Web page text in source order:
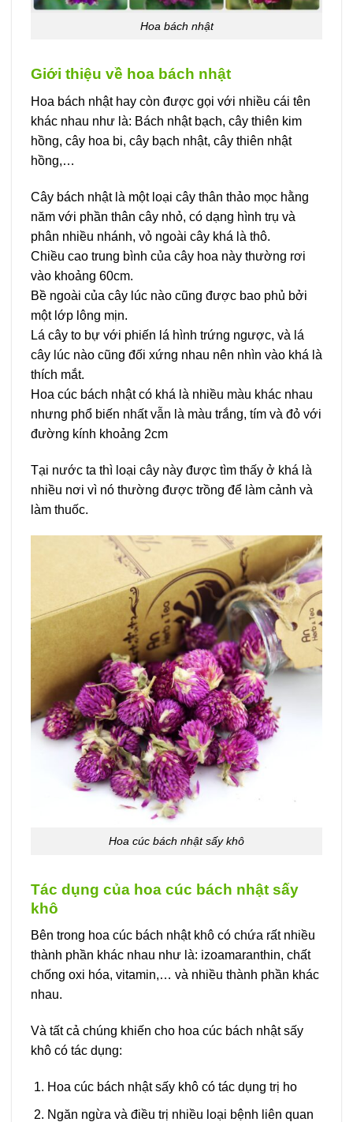
Hoa bách nhật
Giới thiệu về hoa bách nhật
Hoa bách nhật hay còn được gọi với nhiều cái tên
khác nhau như là: Bách nhật bạch, cây thiên kim
hồng, cây hoa bi, cây bạch nhật, cây thiên nhật
hồng,…
Cây bách nhật là một loại cây thân thảo mọc hằng
năm với phần thân cây nhỏ, có dạng hình trụ và
phân nhiều nhánh, vỏ ngoài cây khá là thô.
Chiều cao trung bình của cây hoa này thường rơi
vào khoảng 60cm.
Bề ngoài của cây lúc nào cũng được bao phủ bởi
một lớp lông mịn.
Lá cây to bự với phiến lá hình trứng ngược, và lá
cây lúc nào cũng đối xứng nhau nên nhìn vào khá là
thích mắt.
Hoa cúc bách nhật có khá là nhiều màu khác nhau
nhưng phổ biến nhất vẫn là màu trắng, tím và đỏ với
đường kính khoảng 2cm
Tại nước ta thì loại cây này được tìm thấy ở khá là
nhiều nơi vì nó thường được trồng để làm cảnh và
làm thuốc.
Hoa cúc bách nhật sấy khô
Tác dụng của hoa cúc bách nhật sấy
khô
Bên trong hoa cúc bách nhật khô có chứa rất nhiều
thành phần khác nhau như là: izoamaranthin, chất
chống oxi hóa, vitamin,… và nhiều thành phần khác
nhau.
Và tất cả chúng khiến cho hoa cúc bách nhật sấy
khô có tác dụng:
Hoa cúc bách nhật sấy khô có tác dụng trị ho
Ngăn ngừa và điều trị nhiều loại bệnh liên quan